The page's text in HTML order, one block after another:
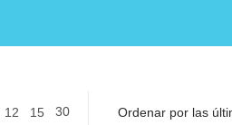
12 15 30